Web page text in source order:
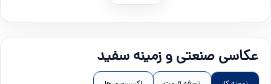
عکاسی صنعتی و زمینه سفید